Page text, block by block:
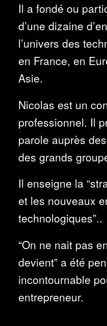
Il a fondé ou
d’une dizaine
l’univers des
en France, en
Asie.
Nicolas est un
professionnel. Il
parole auprès
des grands
Il enseigne la
et les nouveaux
technologiques”..
“On ne nait pas
devient” a été
incontournable
entrepreneur.